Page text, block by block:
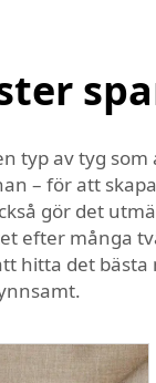
typ av tyg
– för att
gör det
efter många
hitta det